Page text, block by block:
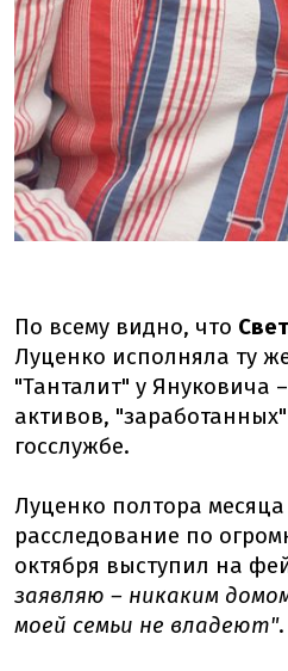
По всему видно, что
Луценко исполняла ту
"Танталит" у Януковича
активов,
госслужбе.
Луценко полтора
расследование по
октября выступил на
заявляю – никаким
моей семьи не владеют".